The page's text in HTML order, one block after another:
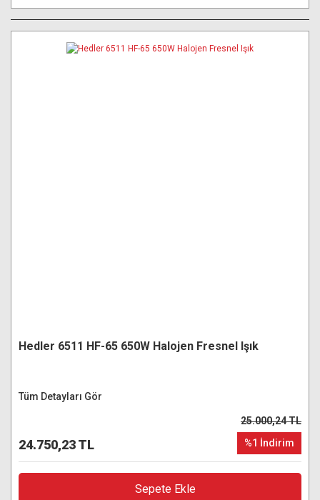
Hedler 6511 HF-65 650W Halojen Fresnel Işık
Tüm Detayları Gör
24.750,23 TL
25.000,24 TL
%1 İndirim
Sepete Ekle